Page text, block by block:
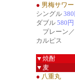
● 男梅サワー
シングル
ダブル 580円
プレーン／
カルピス
▼焼酎
▼麦
● 八重丸